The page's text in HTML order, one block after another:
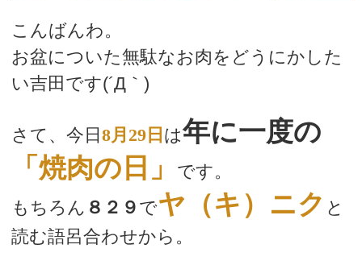
こんばんわ。
お盆についた無駄なお肉をどうにかした
い吉田です(´Д｀)
さて、今日 8月29日 は年に一度の
「焼肉の日」
です。
もちろん ８２９ でヤ（キ）ニク と
読む語呂合わせから。